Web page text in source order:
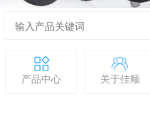
产品中心 关于佳顺